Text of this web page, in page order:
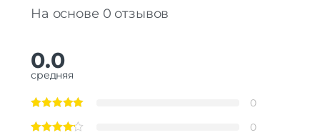
На основе 0 отзывов
0.0
средняя
0
0